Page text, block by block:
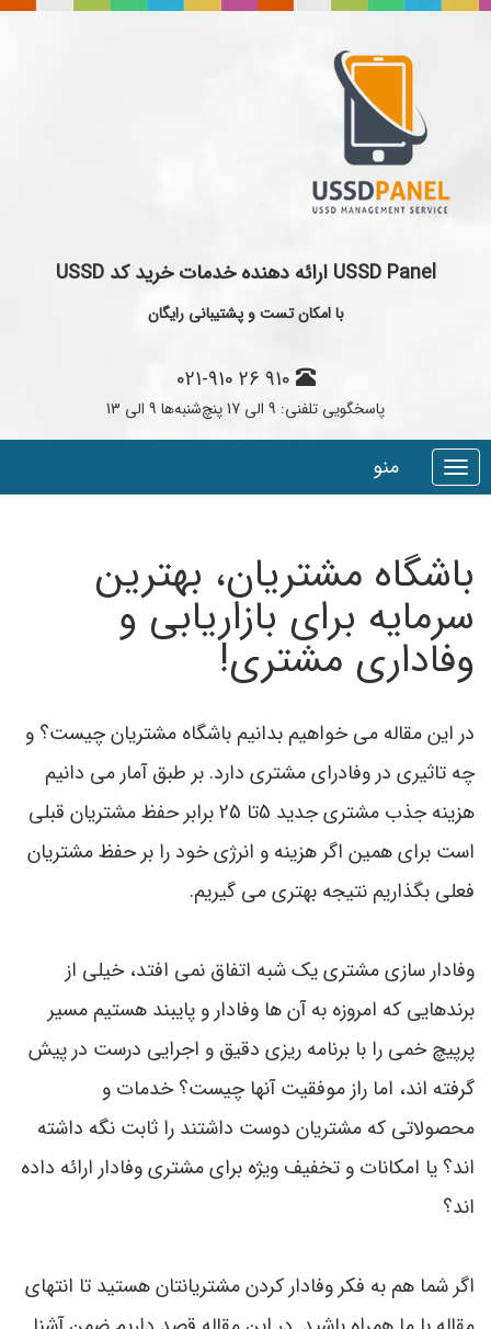
USSD Panel ارائه دهنده خدمات خريد کد USSD
با امکان تست و پشتيباني رايگان
پاسخگویی تلفنی: 9 الی 17 پنچ‌شنبه‌ها 9 الی 13
Toggle
navigation
منو
باشگاه مشتریان، بهترین
سرمایه براي بازاریابی و
وفاداری مشتری!
در این مقاله می خواهیم بدانیم باشگاه مشتريان چيست؟ و
چه تاثیری در وفادرای مشتری دارد. بر طبق آمار می دانیم
هزینه جذب مشتری جدید 5تا 25 برابر حفظ مشتریان قبلی
است برای همین اگر هزینه و انرژی خود را بر حفظ مشتریان
فعلی بگذاریم نتیجه بهتری می گيريم.
وفادار سازی مشتری یک شبه اتفاق نمی افتد، خیلی از
برندهایي که امروزه به آن ها وفادار و پایبند هستیم مسیر
پرپیچ خمی را با برنامه ریزی دقیق و اجرایی درست در پیش
گرفته اند، اما راز موفقیت آنها چیست؟ خدمات و
محصولاتی که مشتریان دوست داشتند را ثابت نگه داشته
اند؟ یا امکانات و تخفیف ویژه برای مشتری وفادار ارائه داده
اند؟
اگر شما هم به فکر وفادار کردن مشتریانتان هستید تا انتهای